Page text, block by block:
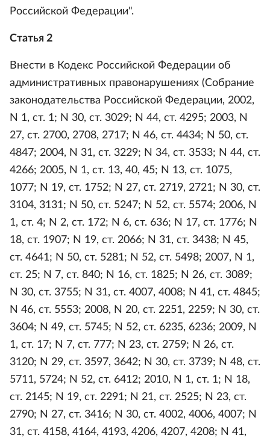
Российской Федерации".
Статья 2
Внести в Кодекс Российской Федерации об
административных правонарушениях (Собрание
законодательства Российской Федерации, 2002,
N 1, ст. 1; N 30, ст. 3029; N 44, ст. 4295; 2003, N
27, ст. 2700, 2708, 2717; N 46, ст. 4434; N 50, ст.
4847; 2004, N 31, ст. 3229; N 34, ст. 3533; N 44, ст.
4266; 2005, N 1, ст. 13, 40, 45; N 13, ст. 1075,
1077; N 19, ст. 1752; N 27, ст. 2719, 2721; N 30, ст.
3104, 3131; N 50, ст. 5247; N 52, ст. 5574; 2006, N
1, ст. 4; N 2, ст. 172; N 6, ст. 636; N 17, ст. 1776; N
18, ст. 1907; N 19, ст. 2066; N 31, ст. 3438; N 45,
ст. 4641; N 50, ст. 5281; N 52, ст. 5498; 2007, N 1,
ст. 25; N 7, ст. 840; N 16, ст. 1825; N 26, ст. 3089;
N 30, ст. 3755; N 31, ст. 4007, 4008; N 41, ст. 4845;
N 46, ст. 5553; 2008, N 20, ст. 2251, 2259; N 30, ст.
3604; N 49, ст. 5745; N 52, ст. 6235, 6236; 2009, N
1, ст. 17; N 7, ст. 777; N 23, ст. 2759; N 26, ст.
3120; N 29, ст. 3597, 3642; N 30, ст. 3739; N 48, ст.
5711, 5724; N 52, ст. 6412; 2010, N 1, ст. 1; N 18,
ст. 2145; N 19, ст. 2291; N 21, ст. 2525; N 23, ст.
2790; N 27, ст. 3416; N 30, ст. 4002, 4006, 4007; N
31, ст. 4158, 4164, 4193, 4206, 4207, 4208; N 41,